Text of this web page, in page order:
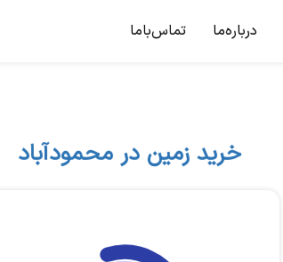
درباره‌ما تماس‌باما
خرید زمین در محمودآباد